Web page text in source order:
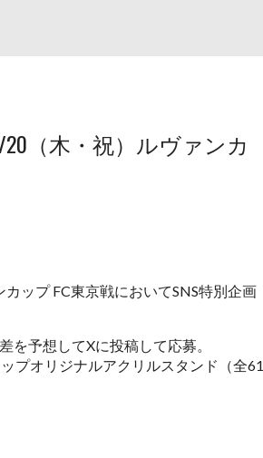
（木・祝）ルヴァンカ
ップ FC東京戦においてSNS特別企画
を予想してXに投稿して応募。
プオリジナルアクリルスタンド（全61